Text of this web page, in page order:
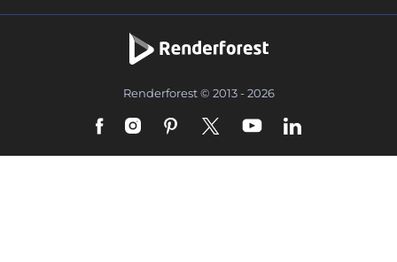
Renderforest © 2013 - 2026